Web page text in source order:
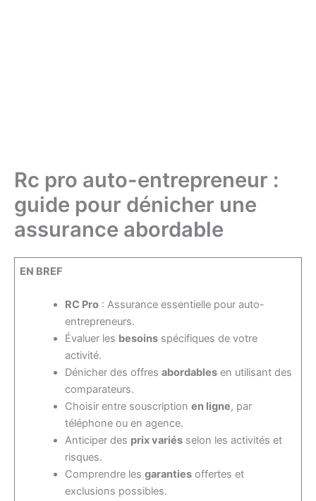
Rc pro auto-entrepreneur :
guide pour dénicher une
assurance abordable
EN BREF
RC Pro : Assurance essentielle pour auto-
entrepreneurs.
Évaluer les besoins spécifiques de votre
activité.
Dénicher des offresabordables en utilisant des
comparateurs.
Choisir entre souscriptionen ligne, par
téléphone ou en agence.
Anticiper des prix variés selon les activités et
risques.
Comprendre lesgaranties offertes et
exclusions possibles.